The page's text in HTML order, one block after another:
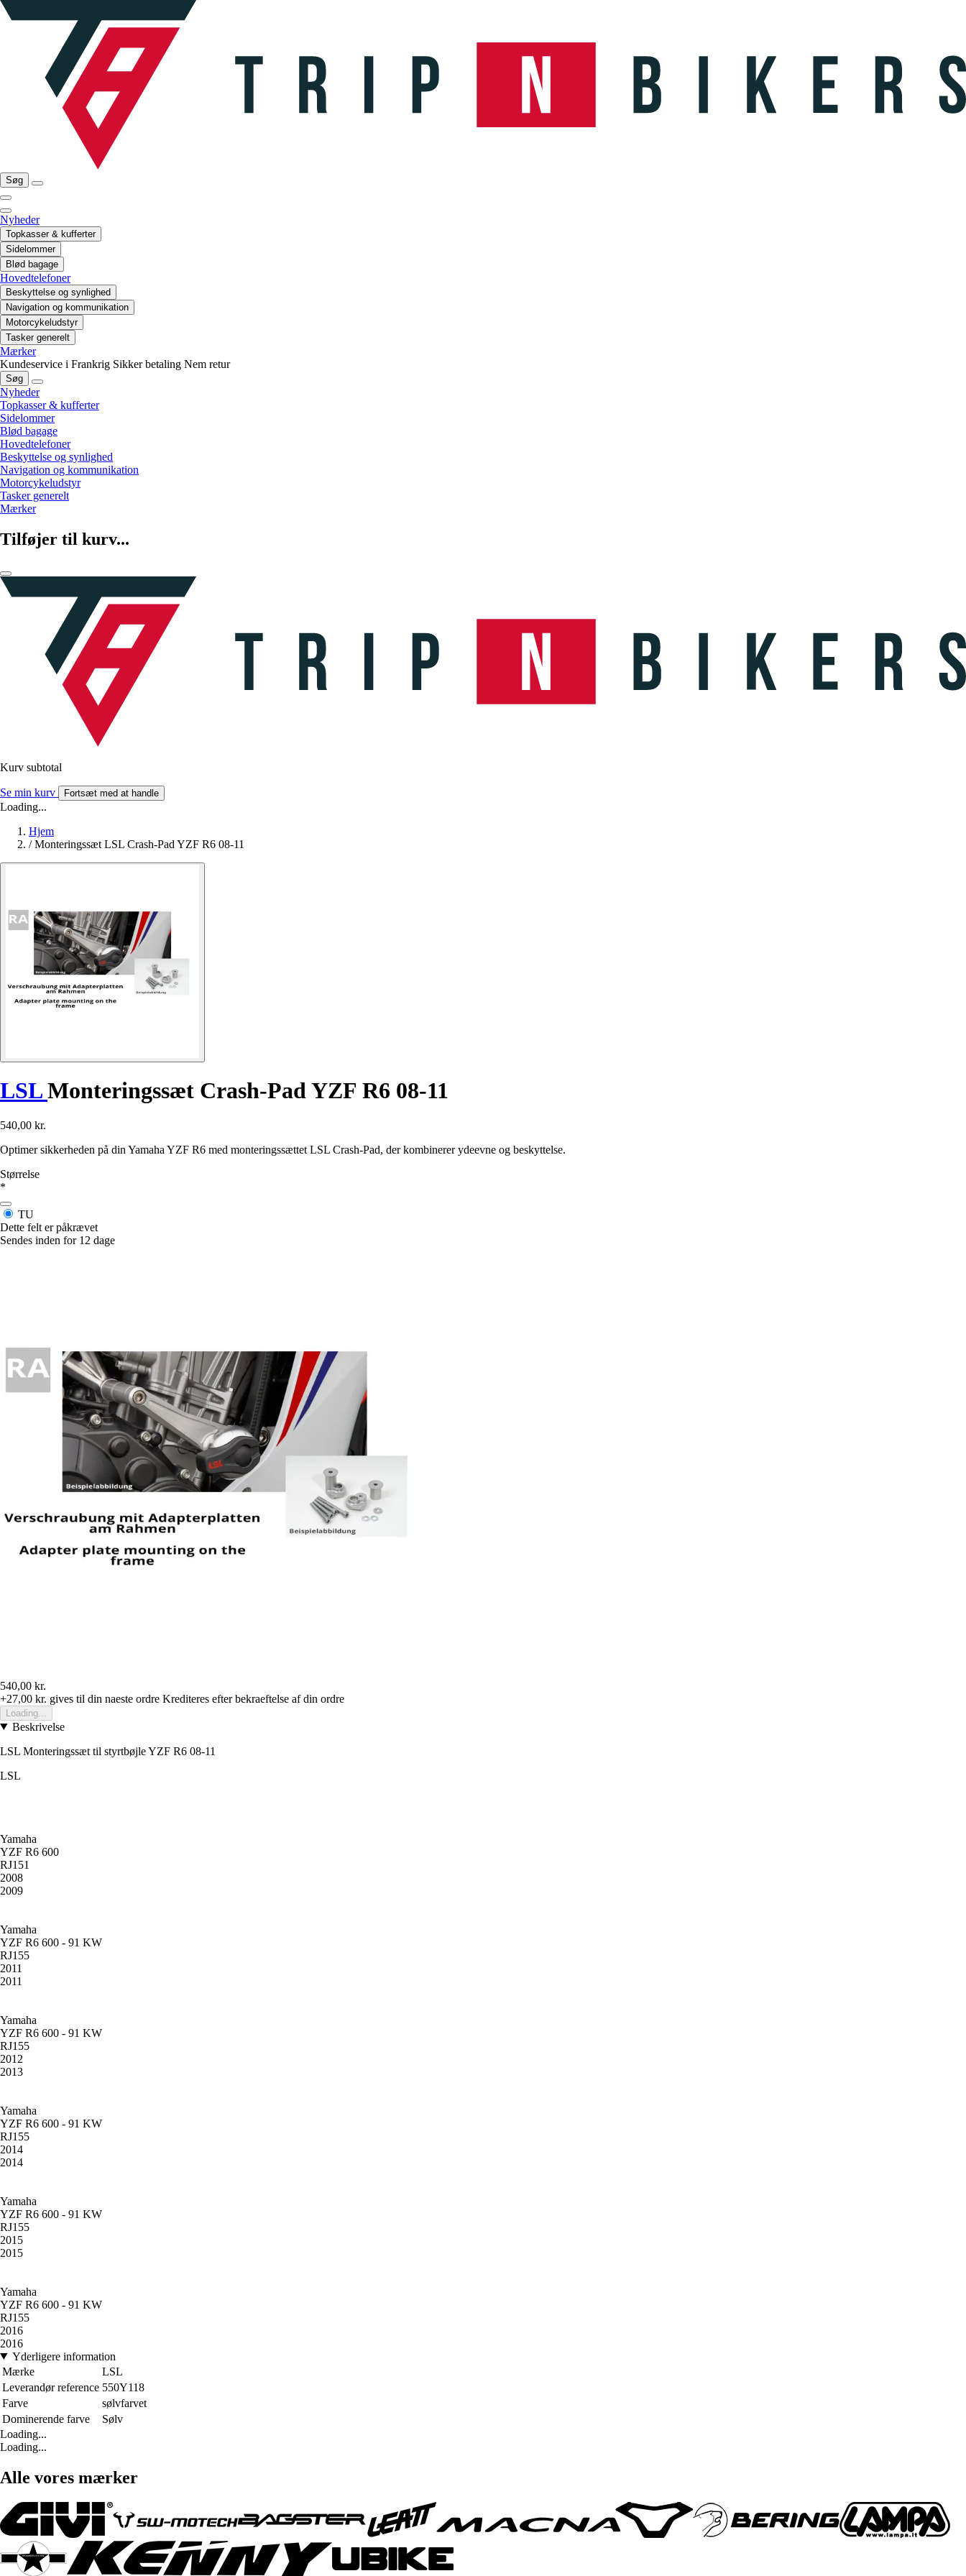
Søg
Nyheder
Topkasser & kufferter
Sidelommer
Blød bagage
Hovedtelefoner
Beskyttelse og synlighed
Navigation og kommunikation
Motorcykeludstyr
Tasker generelt
Mærker
Kundeservice i Frankrig Sikker betaling Nem retur
Søg
Nyheder
Topkasser & kufferter
Sidelommer
Blød bagage
Hovedtelefoner
Beskyttelse og synlighed
Navigation og kommunikation
Motorcykeludstyr
Tasker generelt
Mærker
Tilføjer til kurv...
Kurv subtotal
Se min kurv Fortsæt med at handle
Loading...
Hjem
/ Monteringssæt LSL Crash-Pad YZF R6 08-11
LSLMonteringssæt Crash-Pad YZF R6 08-11
540,00 kr.
Optimer sikkerheden på din Yamaha YZF R6 med monteringssættet LSL Crash-Pad, der kombinerer ydeevne og beskyttelse.
Størrelse
*
TU
Dette felt er påkrævet
Sendes inden for 12 dage
540,00 kr.
+27,00 kr. gives til din naeste ordre Krediteres efter bekraeftelse af din ordre
Loading...
Beskrivelse
LSL Monteringssæt til styrtbøjle YZF R6 08-11
LSL
Yamaha
YZF R6 600
RJ151
2008
2009
Yamaha
YZF R6 600 - 91 KW
RJ155
2011
2011
Yamaha
YZF R6 600 - 91 KW
RJ155
2012
2013
Yamaha
YZF R6 600 - 91 KW
RJ155
2014
2014
Yamaha
YZF R6 600 - 91 KW
RJ155
2015
2015
Yamaha
YZF R6 600 - 91 KW
RJ155
2016
2016
Yderligere information
Mærke
LSL
Leverandør reference 550Y118
Farve
sølvfarvet
Dominerende farve
Sølv
Loading...
Loading...
Alle vores mærker